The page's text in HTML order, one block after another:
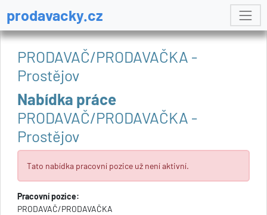
prodavacky.cz
PRODAVAČ/PRODAVAČKA -
Prostějov
Nabídka práce
PRODAVAČ/PRODAVAČKA -
Prostějov
Tato nabídka pracovní pozice už není aktivní.
Pracovní pozice:
PRODAVAČ/PRODAVAČKA